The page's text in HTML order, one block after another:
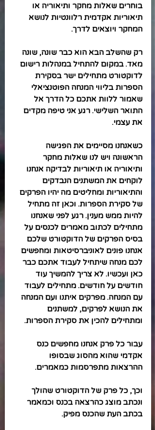
בוחרים שאלות מחקר ותיאוריה או
תיאוריות אקדמית רלוונטיות לנושא
המחקר ויוצאים לדרך.
רק שהשלב הבא הוא כבר שונה, שונה
מאד. במקום להתחיל במנהלות רישום
לדוקטורט מתחילים ישר בסקירת
הספרות בליווי המנחה הפוטנציאלי
שאמור ללוות אתכם כל הדרך אל
התואר השלישי. רגע אני טיפה מקדים
את עצמי.
כשאנחנו מסיימים את הפגישה
הראשונה ויש לנו שאלות מחקר
ותיאוריה או תיאוריות לבדיקה אנחנו
לוקחים את המשתנים הנבדקים
והתיאוריות ומחליטים מה יהיו הפרקים
של סקירת הספרות. וכאן זה מתחיל
להיות ממש מענין. רגע לפני שאנחנו
מתחילים לכתוב מאמרים לכנסים על
בסיס הפרקים של הדוקטורט שלכם
אנחנו פונים לאוניברסיטאות ומחפשים
לכם מנחה שיתחיל לעבוד אתכם כבר
כאן ועכשיו. לא צריך להמשיך עוד
חודשים על חודשים. מתחילים לעבוד
עם המנחה. מפרקים איתנו ועם המנחה
את הנושא לפרקים, למשתנים
ומתחילים להכין את סקירת הספרות.
עבור כל פרק אנחנו מחפשים כנס
אקדמי שהוא מהסוג שבסופו
ההרצאות מתפרסמות כמאמרים.
וכך, כל פרק של הדוקטורט שהולך
ונכתב מוצג כהרצאה בכנס וכמאמר
בכתב העת שהכנס מפיק.